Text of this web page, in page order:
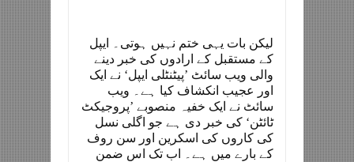
لیکن بات یہی ختم نہیں ہوتی۔ ایپل
کے مستقبل کے ارادوں کی خبر دینے
والی ویب سائٹ ’پیٹنٹلی ایپل‘ نے ایک
اور عجیب انکشاف کیا ہے۔ ویب
سائٹ نے ایک خفیہ منصوبے ’پروجیکٹ
ٹائٹن‘ کی خبر دی ہے جو اگلی نسل
کی کاروں کی اسکرین اور سن روف
کے بارے میں ہے۔ اب تک اس ضمن